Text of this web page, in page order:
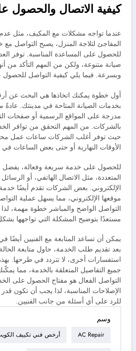
كيفية الاتصال والحصول
عندما تواجه مشكلات مع المكيف، مثل عدم
المفاجئ لثلاجة المنزل، يصبح التواصل مع
للحصول على المساعدة المناسبة. توفر
صيانة متنوعة، ولكن من المهم التأكد من
وبسرعة. فيما يلي كيفية التواصل للحصول
أول خطوة يمكنك اتخاذها هي البحث عن
بخدمات الصيانة المتاحة في مدينتك. عادةً
مدرجة على المواقع الرسمية أو صفحات
بالشركات. من المهم التحقق من توافر
حيث توفر أغلب الشركات ساعات عمل
الأوقات النهارية أو حتى بعض الساعات في
للحصول على خدمة سريعة وفعالة، يفضل
المتعددة، مثل الاتصال الهاتفي، أو
الإلكتروني. بعض الشركات تقدم أيضًا خدمة
موقعها الإلكتروني، مما يسهل عملية
التواصل الواضح والمباشر خطوة مهمة،
مستعدًا بتوضيح المشكلة التي تواجهها
يمكن أن تساعد المتابعة مع الفنيين أيضًا
بعد تقديم طلب الخدمة، حاول متابعة
استفسارات أخرى، لا تتردد في طرحها.
جميع التفاصيل المتعلقة بالخدمة، مما
التواصل الفعال هو مفتاح الحصول على
الإصلاحات المناسبة، لذا يجب أن تكون قدر
للرد على أي أسئلة من جانب الفنيين.
وسم
AC Repair أرخص فني تكييف